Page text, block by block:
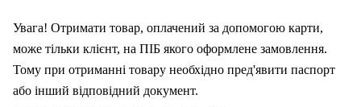
Увага! Отримати товар, оплачений за допомогою карти,
може тільки клієнт, на ПІБ якого оформлене замовлення.
Тому при отриманні товару необхідно пред'явити паспорт
або інший відповідний документ.